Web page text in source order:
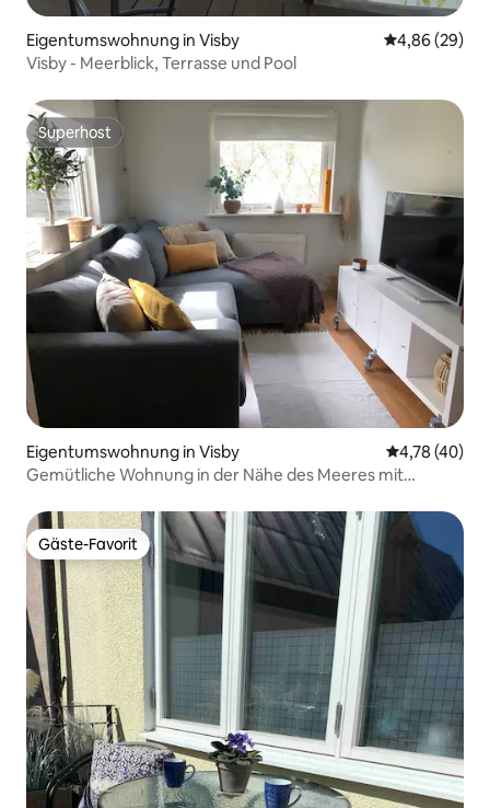
Eigentumswohnung in Visby
4,86 (29)
Visby - Meerblick, Terrasse und Pool
Superhost
Superhost
Eigentumswohnung in Visby
4,78 (40)
Gemütliche Wohnung in der Nähe des Meeres mit
Gäste-Favorit
Gäste-Favorit